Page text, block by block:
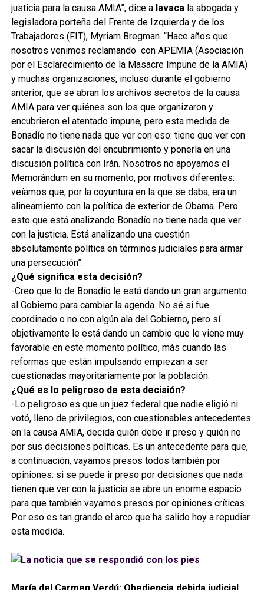
justicia para la causa AMIA”, dice a lavaca la abogada y
legisladora porteña del Frente de Izquierda y de los
Trabajadores (FIT), Myriam Bregman. “Hace años que
nosotros venimos reclamando con APEMIA (Asociación
por el Esclarecimiento de la Masacre Impune de la AMIA)
y muchas organizaciones, incluso durante el gobierno
anterior, que se abran los archivos secretos de la causa
AMIA para ver quiénes son los que organizaron y
encubrieron el atentado impune, pero esta medida de
Bonadío no tiene nada que ver con eso: tiene que ver con
sacar la discusión del encubrimiento y ponerla en una
discusión política con Irán. Nosotros no apoyamos el
Memorándum en su momento, por motivos diferentes:
veíamos que, por la coyuntura en la que se daba, era un
alineamiento con la política de exterior de Obama. Pero
esto que está analizando Bonadío no tiene nada que ver
con la justicia. Está analizando una cuestión
absolutamente política en términos judiciales para armar
una persecución”.
¿Qué significa esta decisión?
-Creo que lo de Bonadío le está dando un gran argumento
al Gobierno para cambiar la agenda. No sé si fue
coordinado o no con algún ala del Gobierno, pero sí
objetivamente le está dando un cambio que le viene muy
favorable en este momento político, más cuando las
reformas que están impulsando empiezan a ser
cuestionadas mayoritariamente por la población.
¿Qué es lo peligroso de esta decisión?
-Lo peligroso es que un juez federal que nadie eligió ni
votó, lleno de privilegios, con cuestionables antecedentes
en la causa AMIA, decida quién debe ir preso y quién no
por sus decisiones políticas. Es un antecedente para que,
a continuación, vayamos presos todos también por
opiniones: si se puede ir preso por decisiones que nada
tienen que ver con la justicia se abre un enorme espacio
para que también vayamos presos por opiniones críticas.
Por eso es tan grande el arco que ha salido hoy a repudiar
esta medida.